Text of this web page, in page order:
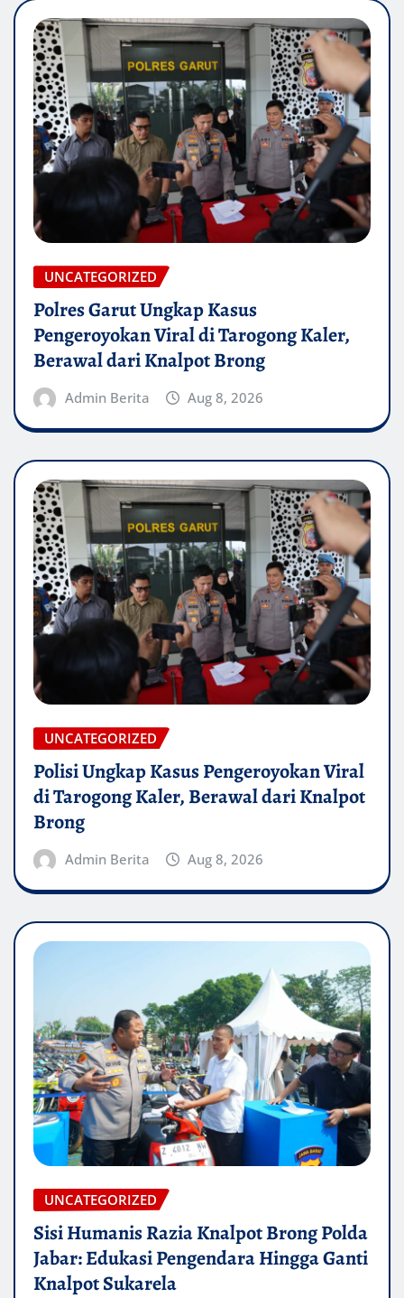
UNCATEGORIZED
Polres Garut Ungkap Kasus
Pengeroyokan Viral di Tarogong Kaler,
Berawal dari Knalpot Brong
Admin Berita Aug 8, 2026
UNCATEGORIZED
Polisi Ungkap Kasus Pengeroyokan Viral
di Tarogong Kaler, Berawal dari Knalpot
Brong
Admin Berita Aug 8, 2026
UNCATEGORIZED
Sisi Humanis Razia Knalpot Brong Polda
Jabar: Edukasi Pengendara Hingga Ganti
Knalpot Sukarela